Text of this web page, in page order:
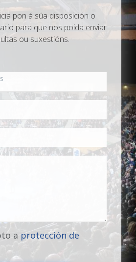
pon á súa disposición o
para que nos poida enviar
ou suxestións.
a protección de